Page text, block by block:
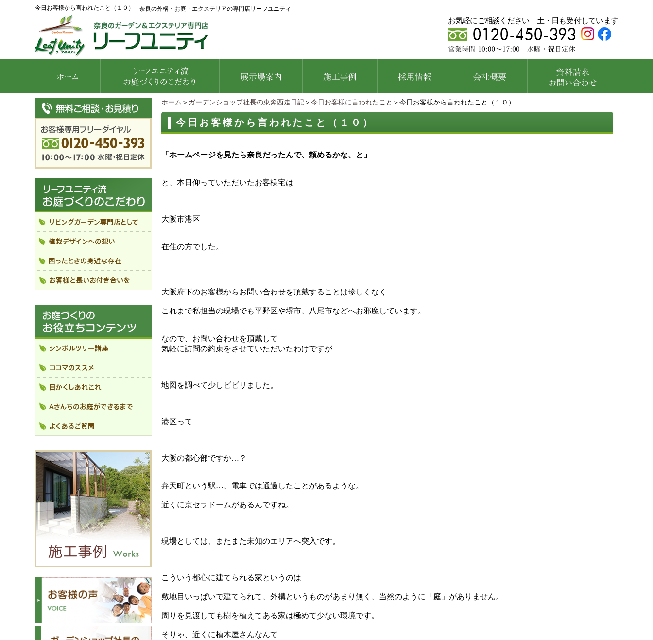
今日お客様から言われたこと（１０） 奈良の外構・お庭・エクステリアの専門店リーフユニティ
お気軽にご相談ください！土・日も受付しています
ホーム ＞ ガーデンショップ社長の東奔西走日記 ＞ 今日お客様に言われたこと ＞今日お客様から言われたこと（１０）
今日お客様から言われたこと（１０）
「ホームページを見たら奈良だったんで、頼めるかな、と」
と、本日仰っていただいたお客様宅は
大阪市港区
在住の方でした。
大阪府下のお客様からお問い合わせを頂戴することは珍しくなく
これまで私担当の現場でも平野区や堺市、八尾市などへお邪魔しています。
なので、お問い合わせを頂戴して
気軽に訪問の約束をさせていただいたわけですが
地図を調べて少しビビリました。
港区って
大阪の都心部ですか…？
弁天町という駅…、電車では通過したことがあるような。
近くに京セラドームがあるんですね。
現場としては、またまた未知のエリアへ突入です。
こういう都心に建てられる家というのは
敷地目いっぱいで建てられて、外構というものがあまり無く、当然のように「庭」がありません。
周りを見渡しても樹を植えてある家は極めて少ない環境です。
そりゃ、近くに植木屋さんなんて